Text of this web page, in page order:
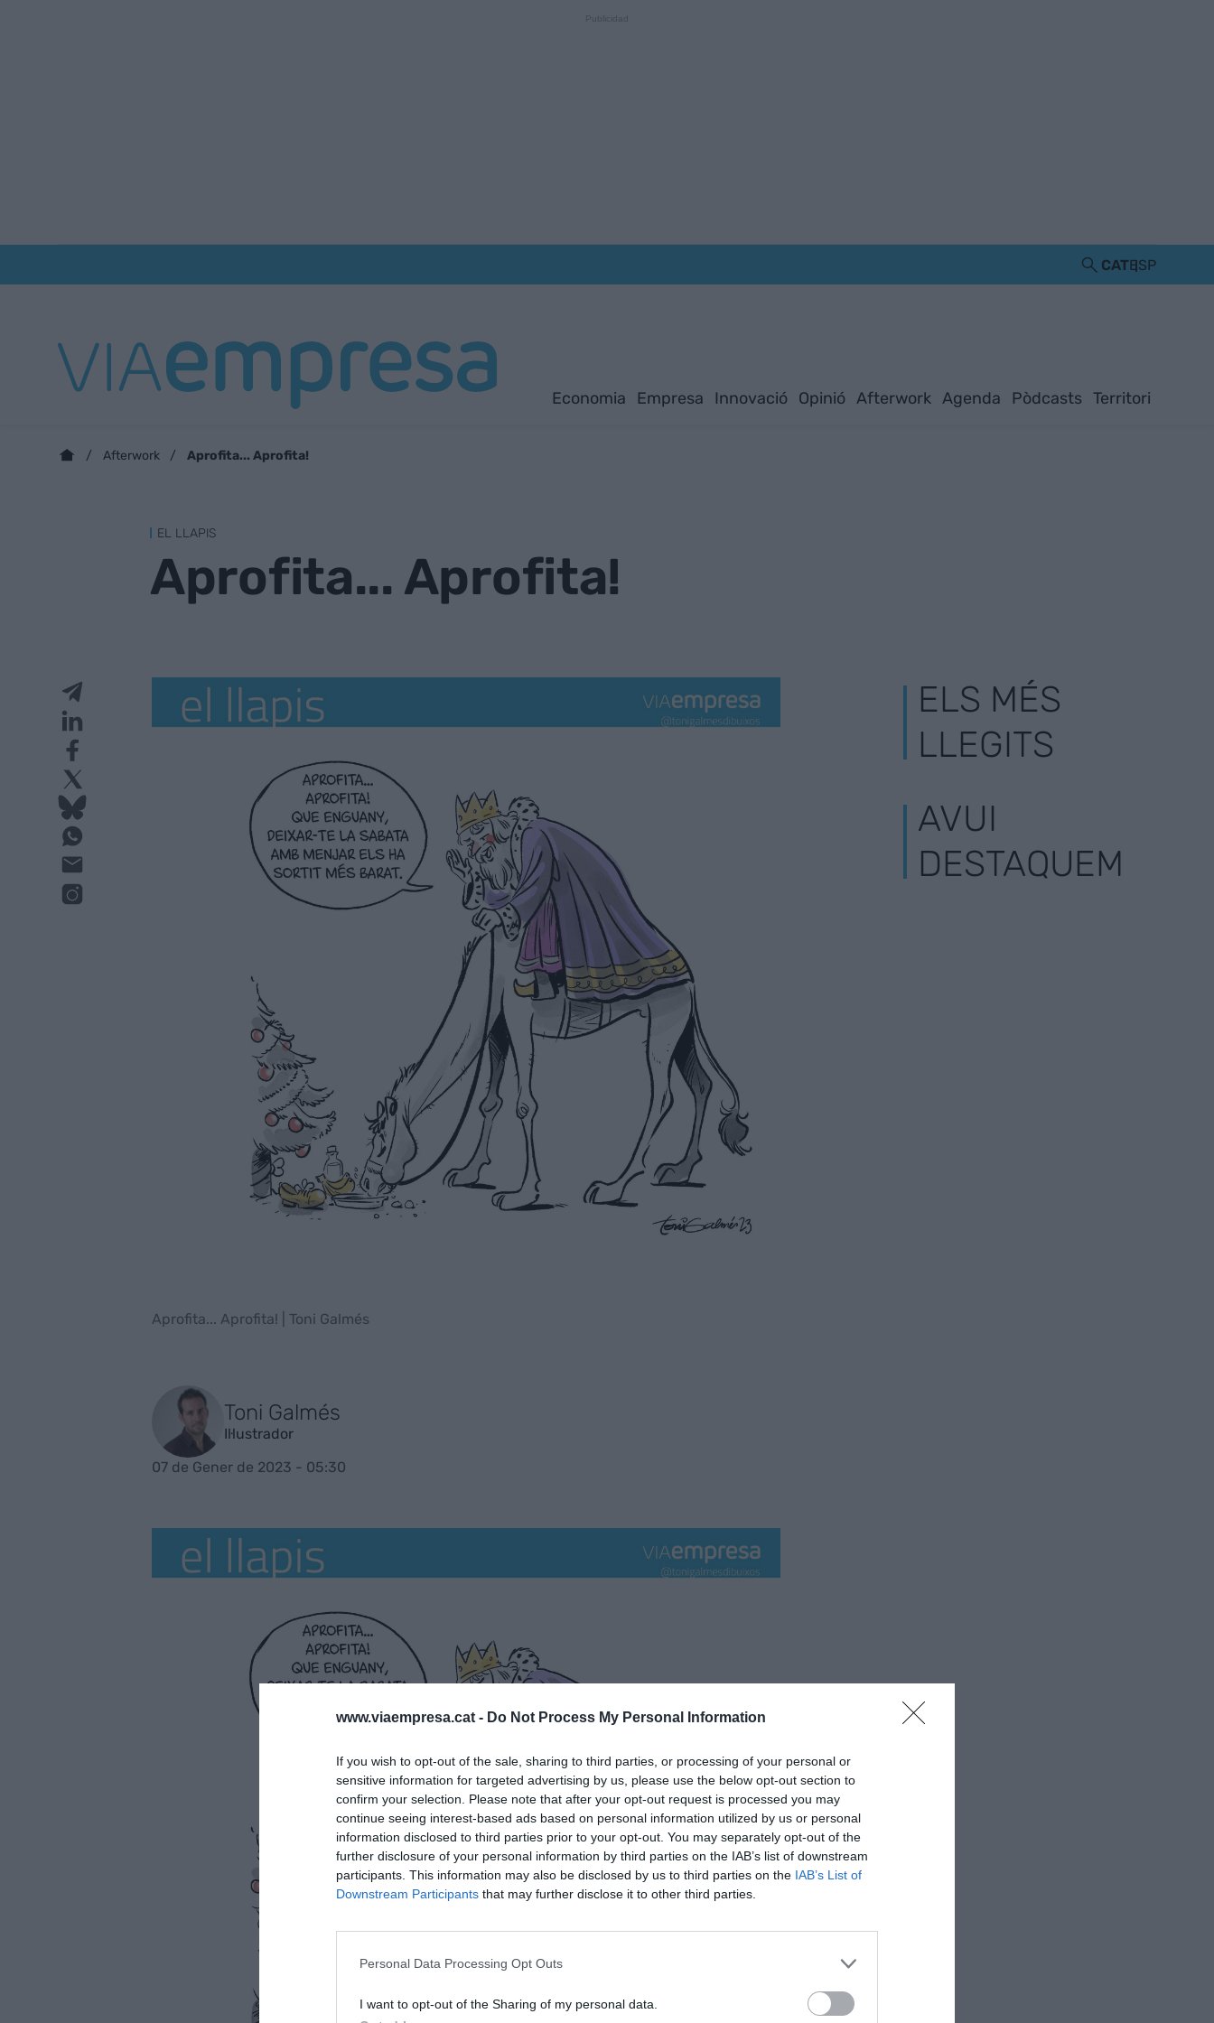
www.viaempresa.cat - Do Not Process My Personal Information
If you wish to opt-out of the sale, sharing to third parties, or processing of your personal or
sensitive information for targeted advertising by us, please use the below opt-out section to
confirm your selection. Please note that after your opt-out request is processed you may
continue seeing interest-based ads based on personal information utilized by us or personal
information disclosed to third parties prior to your opt-out. You may separately opt-out of the
further disclosure of your personal information by third parties on the IAB’s list of downstream
participants. This information may also be disclosed by us to third parties on the IAB’s List of
Downstream Participants that may further disclose it to other third parties.
Personal Data Processing Opt Outs
I want to opt-out of the Sharing of my personal data.
CATESP
Economia Empresa Innovació Opinió Afterwork Agenda Pòdcasts Territori
Afterwork Aprofita... Aprofita!
EL LLAPIS
Aprofita... Aprofita!
Aprofita... Aprofita! | Toni Galmés
Toni Galmés
Il·lustrador
07 de Gener de 2023 - 05:30
ELS MÉS
LLEGITS
AVUI
DESTAQUEM